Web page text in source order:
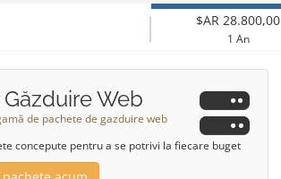
$AR 28.800,00
1 An
Web
de pachete de gazduire web
concepute pentru a se potrivi la fiecare buget